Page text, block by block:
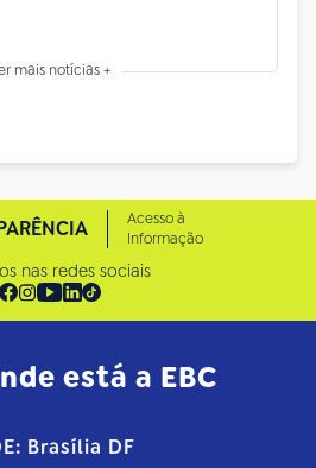
mais notícias +
Acesso à
Informação
nas redes sociais
está a EBC
Brasília DF